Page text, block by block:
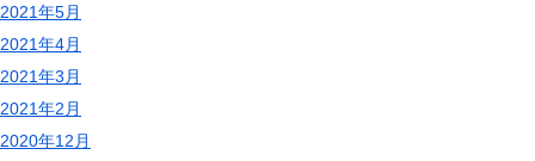
2021年5月
2021年4月
2021年3月
2021年2月
2020年12月